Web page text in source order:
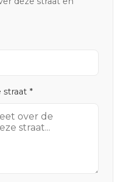
straat *